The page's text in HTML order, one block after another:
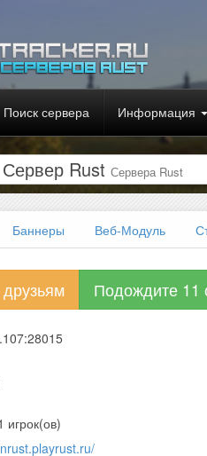
Поиск сервера Информация
Rust Сервера Rust
Баннеры Веб-Модуль
Подождите 10
игрок(ов)